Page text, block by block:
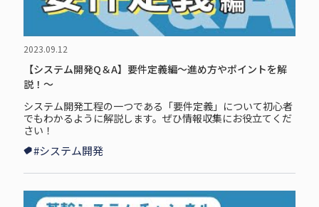
2023.09.12
【システム開発Q＆A】要件定義編～進め方やポイントを解
説！～
システム開発工程の一つである「要件定義」について初心者
でもわかるように解説します。ぜひ情報収集にお役立てくだ
さい！
#システム開発